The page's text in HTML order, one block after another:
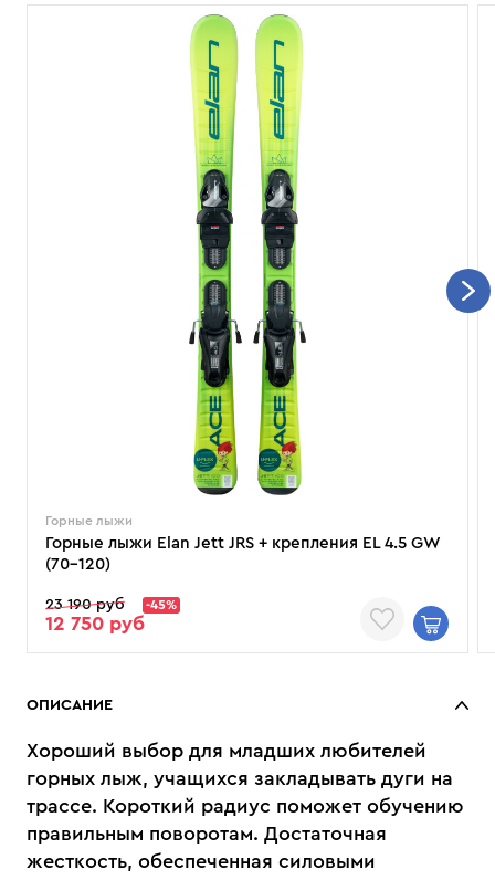
Горные лыжи
Горные лыжи Elan Jett JRS + крепления EL 4.5 GW
(70–120)
23 190 руб -45%
12 750 руб
ОПИСАНИЕ
Хороший выбор для младших любителей
горных лыж, учащихся закладывать дуги на
трассе. Короткий радиус поможет обучению
правильным поворотам. Достаточная
жесткость, обеспеченная силовыми